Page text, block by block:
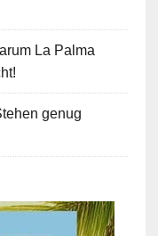
La Palma
genug